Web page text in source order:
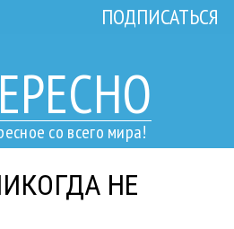
со всего мира!
ПОДПИСАТЬСЯ
НЕ